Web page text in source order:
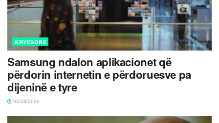
KRYESORE
Samsung ndalon aplikacionet që
përdorin internetin e përdoruesve pa
dijeninë e tyre
03/08/2026